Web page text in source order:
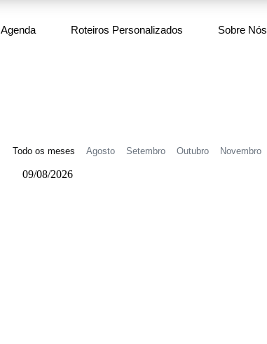
Agenda Roteiros Personalizados Sobre Nós
Agosto Setembro Outubro Novembro
Todo os meses
09/08/2026